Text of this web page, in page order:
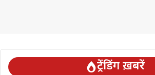
ट्रेंडिंग ख़बरें